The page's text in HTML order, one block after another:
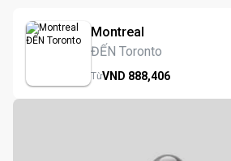
Montreal
ĐẾN Toronto
TừVND 888,406